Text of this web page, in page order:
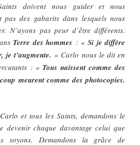
doivent nous guider et nous
des gabarits dans lesquels nous
N’ayons pas peur d’être différents.
Terre des hommes : «Si je diffère
je t’augmente. » Carlo nous le dit en
: « Tous naissent comme des
meurent comme des photocopies.
et tous les Saints, demandons le
devenir chaque davantage celui que
soyons. Demandons la grâce de